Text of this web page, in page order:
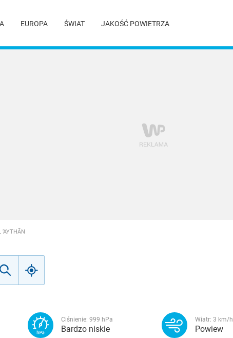
EUROPA ŚWIAT JAKOŚĆ POWIETRZA
Ciśnienie: 999 hPa
Bardzo niskie
Wiatr: 3 km/h
Powiew